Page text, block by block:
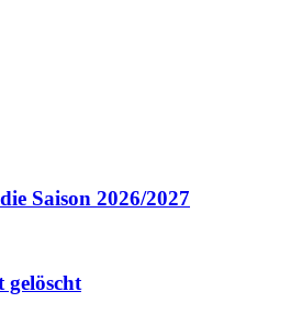
Saison 2026/2027